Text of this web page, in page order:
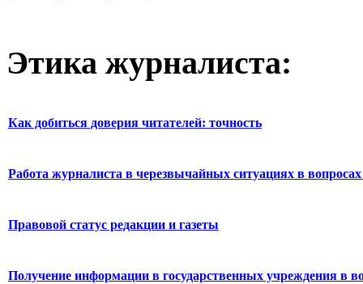
Этика журналиста:
Как добиться доверия читателей: точность
Работа журналиста в черезвычайных ситуациях в вопросах
Правовой статус редакции и газеты
Получение информации в государственных учреждения в